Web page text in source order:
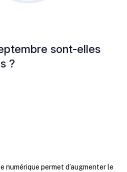
sont-elles
?
numérique permet d’augmenter le